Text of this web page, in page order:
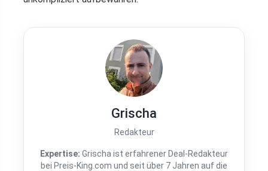
Grischa
Redakteur
Expertise: Grischa ist erfahrener Deal-Redakteur
bei Preis-King.com und seit über 7 Jahren auf die